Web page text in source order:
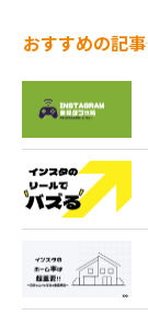
おすすめの記事